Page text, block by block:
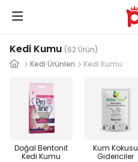
Kedi Kumu (62 Ürün)
Kedi Ürünleri
Kedi Kumu
Doğal Bentonit
Kedi Kumu
Kum Kokusu
Gidericiler